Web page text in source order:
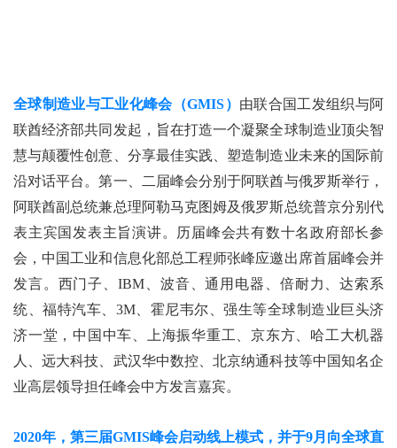
全球制造业与工业化峰会（GMIS） 由联合国工发组织与阿
联酋经济部共同发起，旨在打造一个凝聚全球制造业顶尖智
慧与颠覆性创意、分享最佳实践、塑造制造业未来的国际前
沿对话平台。第一、二届峰会分别于阿联酋与俄罗斯举行，
阿联酋副总统兼总理阿勒马克图姆及俄罗斯总统普京分别代
表主宾国发表主旨演讲。历届峰会共有数十名政府部长参
会，中国工业和信息化部总工程师张峰应邀出席首届峰会并
发言。西门子、IBM、波音、通用电器、倍耐力、达索系
统、福特汽车、3M、霍尼韦尔、强生等全球制造业巨头济
济一堂，中国中车、上海振华重工、京东方、哈工大机器
人、远大科技、武汉华中数控、北京纳通科技等中国知名企
业高层领导担任峰会中方发言嘉宾。
2020年，第三届GMIS峰会启动线上模式，并于9月向全球直